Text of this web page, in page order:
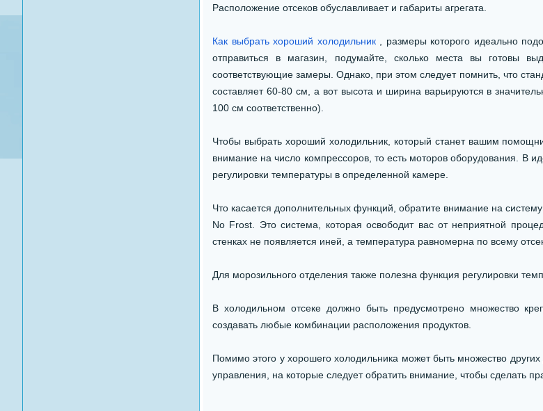
Расположение отсеков обуславливает и габариты агрегата.
Как выбрать хороший холодильник, размеры которого идеально
отправиться в магазин, подумайте, сколько места вы готовы
соответствующие замеры. Однако, при этом следует помнить, что
составляет 60-80 см, а вот высота и ширина варьируются в
100 см соответственно).
Чтобы выбрать хороший холодильник, который станет вашим
внимание на число компрессоров, то есть моторов оборудования. В
регулировки температуры в определенной камере.
Что касается дополнительных функций, обратите внимание на
No Frost. Это система, которая освободит вас от неприятной
стенках не появляется иней, а температура равномерна по всему
Для морозильного отделения также полезна функция регулировки
В холодильном отсеке должно быть предусмотрено множество
создавать любые комбинации расположения продуктов.
Помимо этого у хорошего холодильника может быть множество
управления, на которые следует обратить внимание, чтобы сделать